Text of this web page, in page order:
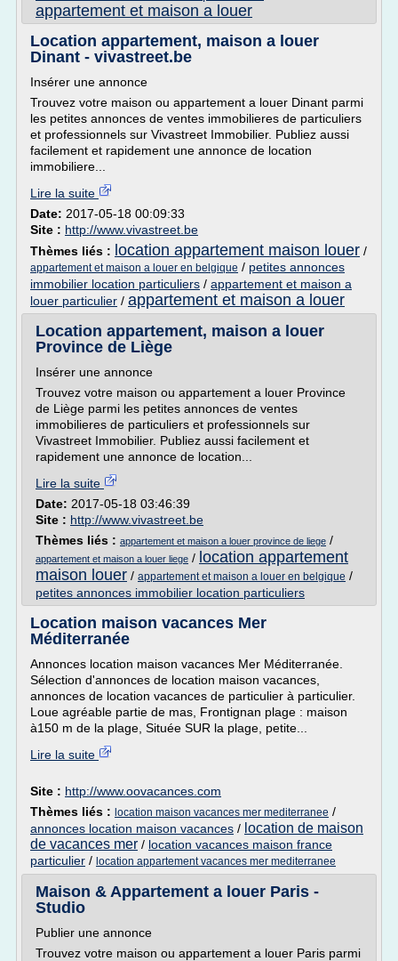
appartement et maison a louer
Location appartement, maison a louer
Dinant - vivastreet.be
Insérer une annonce
Trouvez votre maison ou appartement a louer Dinant parmi
les petites annonces de ventes immobilieres de particuliers
et professionnels sur Vivastreet Immobilier. Publiez aussi
facilement et rapidement une annonce de location
immobiliere...
Lire la suite
Date: 2017-05-18 00:09:33
Site : http://www.vivastreet.be
Thèmes liés : location appartement maison louer /
appartement et maison a louer en belgique / petites annonces
immobilier location particuliers / appartement et maison a
louer particulier / appartement et maison a louer
Location appartement, maison a louer
Province de Liège
Insérer une annonce
Trouvez votre maison ou appartement a louer Province
de Liège parmi les petites annonces de ventes
immobilieres de particuliers et professionnels sur
Vivastreet Immobilier. Publiez aussi facilement et
rapidement une annonce de location...
Lire la suite
Date: 2017-05-18 03:46:39
Site : http://www.vivastreet.be
Thèmes liés : appartement et maison a louer province de liege /
appartement et maison a louer liege / location appartement
maison louer / appartement et maison a louer en belgique /
petites annonces immobilier location particuliers
Location maison vacances Mer
Méditerranée
Annonces location maison vacances Mer Méditerranée.
Sélection d'annonces de location maison vacances,
annonces de location vacances de particulier à particulier.
Loue agréable partie de mas, Frontignan plage : maison
à150 m de la plage, Située SUR la plage, petite...
Lire la suite
Site : http://www.oovacances.com
Thèmes liés : location maison vacances mer mediterranee /
annonces location maison vacances / location de maison
de vacances mer / location vacances maison france
particulier / location appartement vacances mer mediterranee
Maison & Appartement a louer Paris -
Studio
Publier une annonce
Trouvez votre maison ou appartement a louer Paris parmi